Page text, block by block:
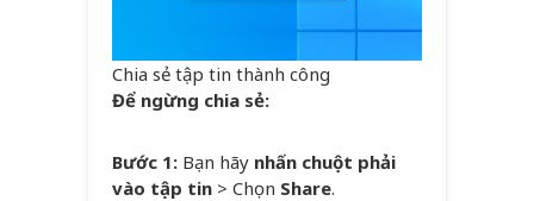
Chia sẻ tập tin thành công
Để ngừng chia sẻ:
Bước 1: Bạn hãy nhấn chuột phải
vào tập tin > Chọn Share.